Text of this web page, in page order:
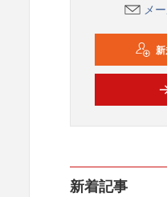
メ
新着記事